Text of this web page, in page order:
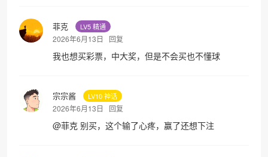
菲克 LV5 精通
2026年6月13日 回复
我也想买彩票，中大奖，但是不会买也不懂球
宗宗酱 LV10 神话
2026年6月13日 回复
@菲克 别买，这个输了心疼，赢了还想下注